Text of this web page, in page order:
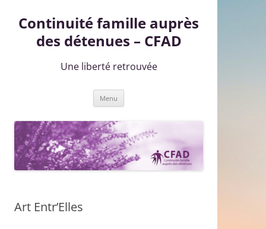
Continuité famille auprès
des détenues – CFAD
Une liberté retrouvée
Menu
Art Entr’Elles